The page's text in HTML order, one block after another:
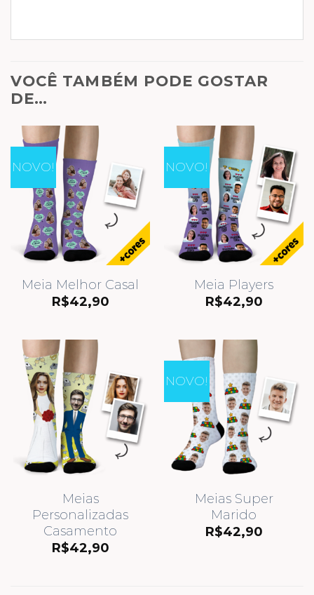
VOCÊ TAMBÉM PODE GOSTAR
DE…
NOVO!
Meia Melhor Casal
R$42,90
NOVO!
Meia Players
R$42,90
Meias
Personalizadas
Casamento
R$42,90
NOVO!
Meias Super
Marido
R$42,90